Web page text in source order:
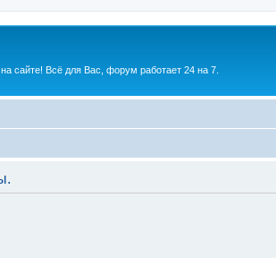
сайте! Всё для Вас, форум работает 24 на 7.